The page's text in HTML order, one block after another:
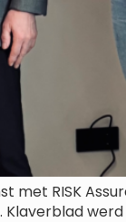
met RISK
Klaverblad